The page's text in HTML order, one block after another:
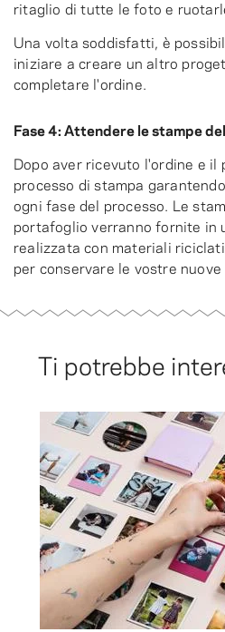
ritaglio di tutte le foto e
Una volta soddisfatti, è
iniziare a creare un altro
completare l'ordine.
Fase 4: Attendere le stampe
Dopo aver ricevuto l'ordine e il
processo di stampa
ogni fase del processo. Le
portafoglio verranno fornite in
realizzata con materiali
per conservare le vostre
Ti potrebbe